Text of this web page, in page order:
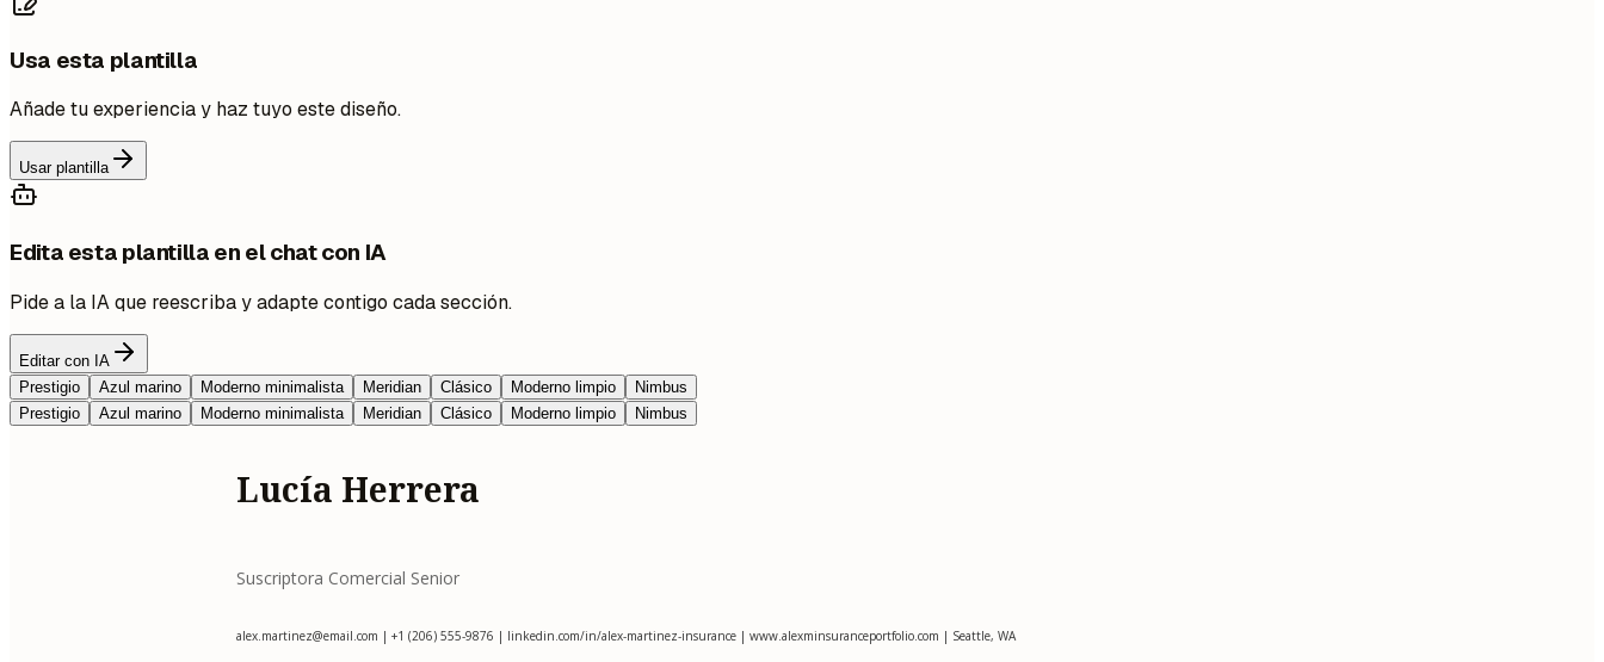
Usa esta plantilla
Añade tu experiencia y haz tuyo este diseño.
Usar plantilla
Edita esta plantilla en el chat con IA
Pide a la IA que reescriba y adapte contigo cada sección.
Editar con IA
Prestigio
Azul marino Moderno minimalista Meridian Clásico Moderno limpio
Nimbus
Prestigio
Azul marino Moderno minimalista Meridian Clásico Moderno limpio Nimbus
Lucía Herrera
Suscriptora Comercial Senior
alex.martinez@email.com | +1 (206) 555-9876 | linkedin.com/in/alex-martinez-insurance | www.alexminsuranceportfolio.com | Seattle, WA